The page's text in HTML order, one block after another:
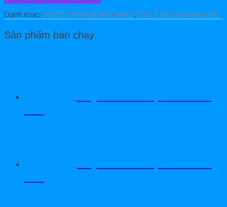
Danh mục: DÂY CUROA ADRPOWER, Dây Curoa Adrpower 8V
Sản phẩm bán chạy